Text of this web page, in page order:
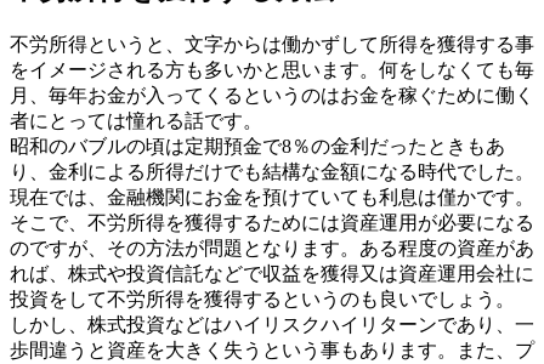
不労所得というと、文字からは働かずして所得を獲得する事
をイメージされる方も多いかと思います。何をしなくても毎
月、毎年お金が入ってくるというのはお金を稼ぐために働く
者にとっては憧れる話です。
昭和のバブルの頃は定期預金で8％の金利だったときもあ
り、金利による所得だけでも結構な金額になる時代でした。
現在では、金融機関にお金を預けていても利息は僅かです。
そこで、不労所得を獲得するためには資産運用が必要になる
のですが、その方法が問題となります。ある程度の資産があ
れば、株式や投資信託などで収益を獲得又は資産運用会社に
投資をして不労所得を獲得するというのも良いでしょう。
しかし、株式投資などはハイリスクハイリターンであり、一
歩間違うと資産を大きく失うという事もあります。また、プ